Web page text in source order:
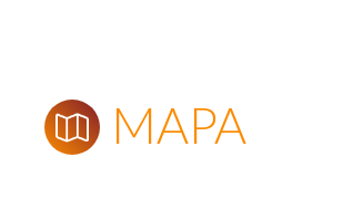
MAPA